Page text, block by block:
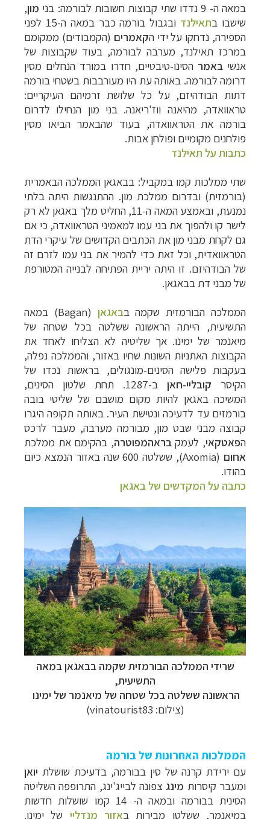
במאה ה- 9 נדדו שתי קבוצות חשובות
לבורמה: בני מון,
שישבו בתאילנד ובגבול בורמה כבר במאה ה-15 לפני
הספירה, נדחקו על ידי הקאמרים (הקמבודים) ממקומם
במרכז תאילנד, מערבה לבורמה, בעוד שקבוצות של
אנשיבאמרהסינו-טיבטיים, חדרו במורד הנחלים מסין
דרומה לבורמה. באותה עת היו מעורבבות בשטחי בורמה
דתות הבודהיזם, על כל שלושת זרמיהם העיקריים:
טראוואדה, מהיאנה ווז'ריאנה. בני מון הנחילו לדרום
בורמה את הטראוואדה, בעוד שהבאמר הביאו מסין
פולחנים מקומיים ופולחן אבות.
כתבות על תאילנד
שתי ממלכות קמו במקביל: בבאגאן הממלכה הבאמרית
(בורמזית) ובדרום ממלכת מון. ההתנגשות היתה בלתי
נמנעת, ובאמצע המאה
ה-11, החליט מלך באגאן לא רק
לישר קו ולהפוך את בני עמו למאמיני הטראוואדה, כי אם
גם לקחת מבני מון את הכתבים הקדושים של עיקרי הדת
הטראוואדית, וכל זאת כדי להמיר את בני עמו לזרם זה
של הבודהיזם. זו היתה יריית הפתיחה לבנייה המטורפת
של מבני דתבבאגאן.
הממלכה הבורמזית שקמה בבאגאן (
Bagan
) במאה
התשיעית, הייתה הראשונה ששלטה בכל שטחה של
מיאנמר של ימינו. אך שליטיה לא הצליחו לאחד את
הקבוצות האתניות השונות שחיו באזור,והממלכה נפלה,
בעקבות פלישה הסינים-מונגולים, בראשות נכדו של
הקיסר קובליי-חאן ב-1287.
תחת שלטון הסינים,
המשיכה באגאן להיות מקום מושבם של שליטי בובה
בורמזים עד לדעיכה ונטישת העיר.באותה תקופה היגרו
קבוצה מבני שבט מון, מבורמה מערבה, מעבר לרכס
הפאטקאי, לעמקבראהמפוטרה, בהקימם את ממלכת
אחום (Axomia)
, ששלטה 600 שנה באזור הנמצא כיום
בהודו.
כתבה על המקדשים של באגאן
שרידי הממלכה הבורמזית שקמה בבאגאן במאה
התשיעית,
הראשונה ששלטה בכל שטחה של מיאנמר של ימינו
(צילום: vinatourist83
)
הממלכות האחרונות של בורמה
עם ירידת קרנה של סין בבורמה, בדעיכת שושלת יואן
ומעבר קיסרות מינגצפונה לבייג'ינג, התרופפה השליטה
הסינית בבורמה ובמאה ה- 14
קמו שושלות חדשות
במיאנמר, ששלטו מבירות באזור מנדליי של ימינו.